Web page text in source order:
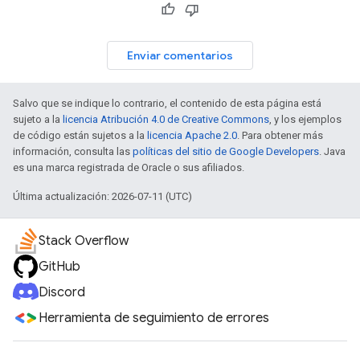
Enviar comentarios
Salvo que se indique lo contrario, el contenido de esta página está
sujeto a la licencia Atribución 4.0 de Creative Commons, y los ejemplos
de código están sujetos a la licencia Apache 2.0. Para obtener más
información, consulta las políticas del sitio de Google Developers. Java
es una marca registrada de Oracle o sus afiliados.
Última actualización: 2026-07-11 (UTC)
Stack Overflow
GitHub
Discord
Herramienta de seguimiento de errores